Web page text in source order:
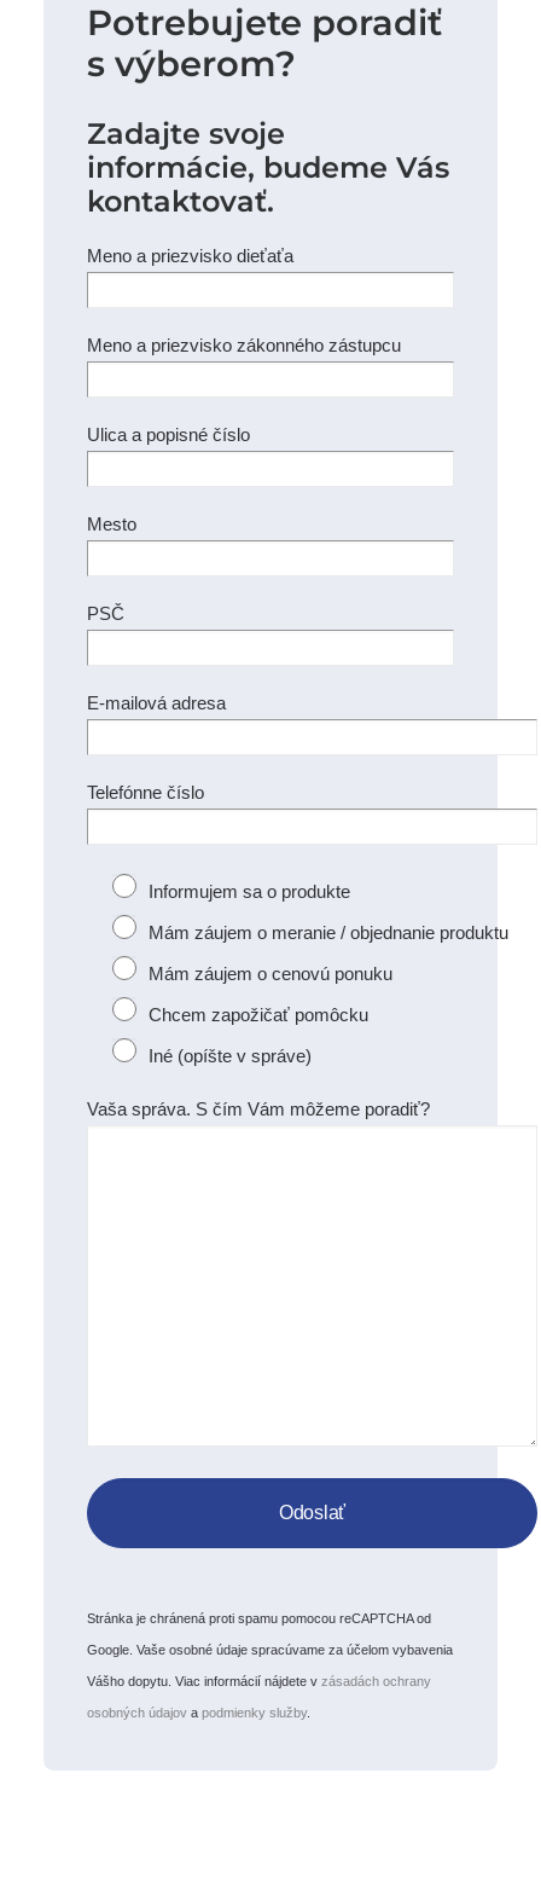
Potrebujete poradiť
s výberom?
Zadajte svoje
informácie, budeme Vás
kontaktovať.
Meno a priezvisko dieťaťa
Meno a priezvisko zákonného zástupcu
Ulica a popisné číslo
Mesto
PSČ
E-mailová adresa
Telefónne číslo
Informujem sa o produkte
Mám záujem o meranie / objednanie produktu
Mám záujem o cenovú ponuku
Chcem zapožičať pomôcku
Iné (opíšte v správe)
Vaša správa. S čím Vám môžeme poradiť?
Stránka je chránená proti spamu pomocou reCAPTCHA od
Google. Vaše osobné údaje spracúvame za účelom vybavenia
Vášho dopytu. Viac informácií nájdete v zásadách ochrany
osobných údajov a podmienky služby.